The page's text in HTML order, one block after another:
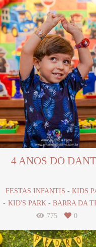
4 ANOS DO
FESTAS INFANTIS - KIDS
KID'S PARK - BARRA DA
775
0